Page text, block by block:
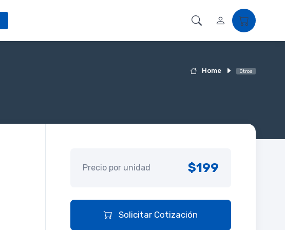
Home Otros
Precio por unidad $199
Solicitar Cotización